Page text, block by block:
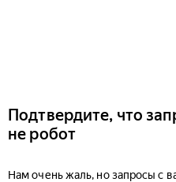
Подтвердите, что
не робот
Нам очень жаль, но запросы с